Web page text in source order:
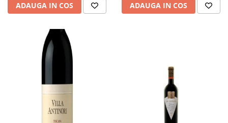
ADAUGA IN COS ADAUGA IN COS